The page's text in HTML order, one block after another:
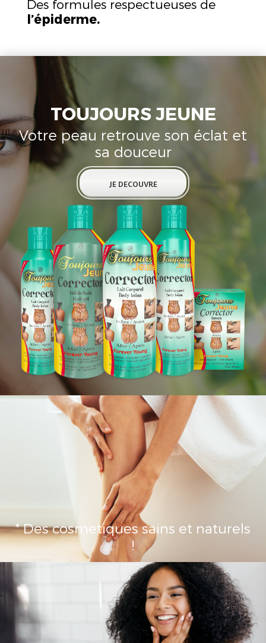
Des formules respectueuses de
l’épiderme.
TOUJOURS JEUNE
Votre peau retrouve son éclat et
sa douceur
JE DECOUVRE
* Des cosmetiques sains et naturels
!